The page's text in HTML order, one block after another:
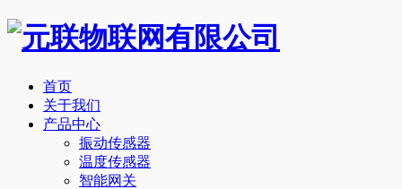
首页
关于我们
产品中心
振动传感器
温度传感器
智能网关